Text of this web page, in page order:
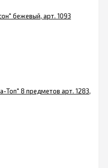
бежевый, арт. 1093
Топ" 8 предметов арт. 1283,